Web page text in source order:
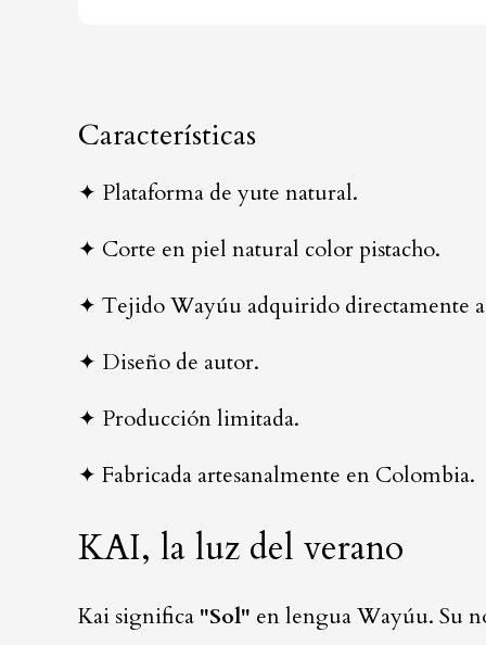
Características
✦ Plataforma de yute natural.
✦ Corte en piel natural color pistacho.
✦ Tejido Wayúu adquirido directamente a
✦ Diseño de autor.
✦ Producción limitada.
✦ Fabricada artesanalmente en Colombia.
KAI, la luz del verano
Kai significa "Sol" en lengua Wayúu. Su